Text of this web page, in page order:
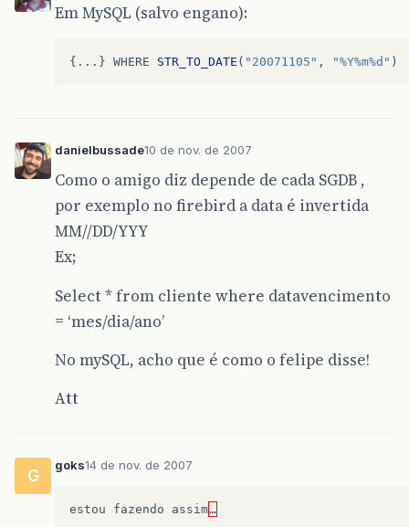
Em MySQL (salvo engano):
{...} WHERE STR_TO_DATE ( "20071105" , "%Y%m%d" )
danielbussade10 de nov. de 2007
Como o amigo diz depende de cada SGDB ,
por exemplo no firebird a data é invertida
MM//DD/YYY
Ex;
Select * from cliente where datavencimento
= ‘mes/dia/ano’
No mySQL, acho que é como o felipe disse!
Att
G
goks14 de nov. de 2007
estou fazendo assim…